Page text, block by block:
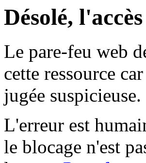
Désolé,
Le pare-feu web
cette ressource
jugée suspicieuse.
L'erreur est
le blocage n'est